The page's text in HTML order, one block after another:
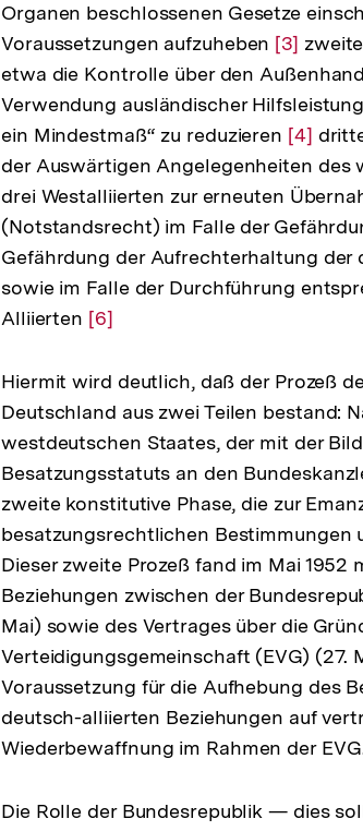
der
Organen beschlossenen Gesetze
Voraussetzungen aufzuheben Zur
der
Fußnote
[3]
etwa die Kontrolle über den
Verwendung ausländischer
ein Mindestmaß“ zu reduzieren Zur
der
Fußnote
[4]
der Auswärtigen Angelegenheiten des
drei Westalliierten zur erneuten
(Notstandsrecht) im Falle der
Gefährdung der Aufrechterhaltung
sowie im Falle der Durchführung
Alliierten Zur
der
Fußnote
[6]
Hiermit wird deutlich, daß der Prozeß
Deutschland aus zwei Teilen bestand:
westdeutschen Staates, der mit der
Besatzungsstatuts an den
zweite konstitutive Phase, die zur
besatzungsrechtlichen
Dieser zweite Prozeß fand im Mai
Beziehungen zwischen der
Mai) sowie des Vertrages über die
Verteidigungsgemeinschaft (EVG) (27.
Voraussetzung für die Aufhebung des
deutsch-alliierten Beziehungen auf
Wiederbewaffnung im Rahmen der
Die Rolle der Bundesrepublik — dies